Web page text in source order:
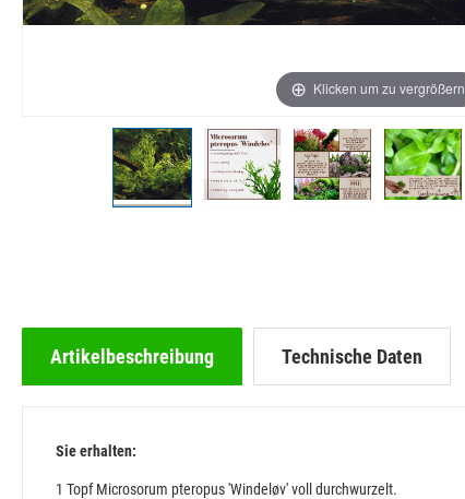
Klicken um zu vergrößern
Artikelbeschreibung Technische Daten
Sie erhalten:
1 Topf Microsorum pteropus 'Windeløv' voll durchwurzelt.